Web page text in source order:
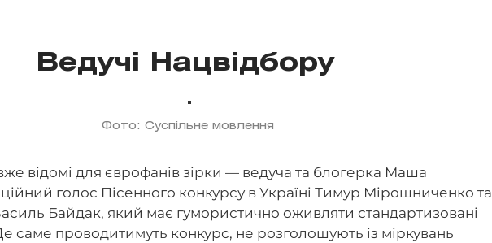
Ведучі Нацвідбору
Фото: Суспільне мовлення
відомі для єврофанів зірки — ведуча та блогерка Маша
голос Пісенного конкурсу в Україні Тимур Мірошниченко та
Байдак, який має гумористично оживляти стандартизовані
саме проводитимуть конкурс, не розголошують із міркувань